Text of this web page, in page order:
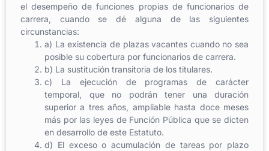
el desempeño de funciones propias de funcionarios de
carrera, cuando se dé alguna de las siguientes
circunstancias:
a) La existencia de plazas vacantes cuando no sea
posible su cobertura por funcionarios de carrera.
b) La sustitución transitoria de los titulares.
c) La ejecución de programas de carácter
temporal, que no podrán tener una duración
superior a tres años, ampliable hasta doce meses
más por las leyes de Función Pública que se dicten
en desarrollo de este Estatuto.
d) El exceso o acumulación de tareas por plazo